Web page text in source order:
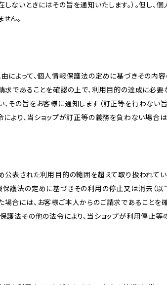
ないときにはその旨を通知いたします。）。但し、
ん。
によって、個人情報保護法の定めに基づきその内容
求であることを確認の上で、利用目的の達成に必
その旨をお客様に通知します（訂正等を行わない
より、当ショップが訂正等の義務を負わない場合は
公表された利用目的の範囲を超えて取り扱われて
護法の定めに基づきその利用の停止又は消去（以下
合には、お客様ご本人からのご請求であることを
護法その他の法令により、当ショップが利用停止